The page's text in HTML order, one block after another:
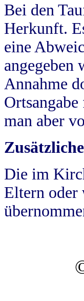
Bei den
Herkunft.
eine
angegeben
Annahme
man aber
Die im
Eltern oder